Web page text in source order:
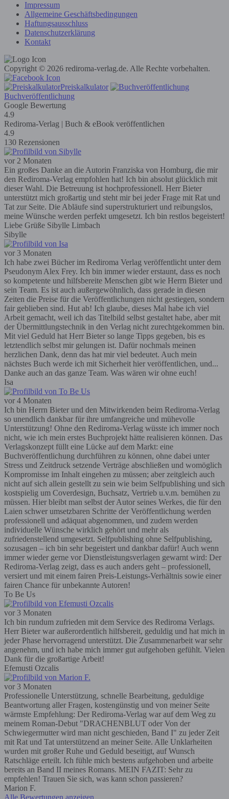
Impressum
Allgemeine Geschäftsbedingungen
Haftungsausschluss
Datenschutzerklärung
Kontakt
Copyright © 2026 rediroma-verlag.de. Alle Rechte vorbehalten.
Preiskalkulator
Buchveröffentlichung
Google Bewertung
4.9
Rediroma-Verlag | Buch & eBook veröffentlichen
4.9
130 Rezensionen
vor 2 Monaten
Ein großes Danke an die Autorin Franziska von Homburg, die mir
den Rediroma-Verlag empfohlen hat! Ich bin absolut glücklich mit
dieser Wahl. Die Betreuung ist hochprofessionell. Herr Bieter
unterstützt mich großartig und steht mir bei jeder Frage mit Rat und
Tat zur Seite. Die Abläufe sind superstrukturiert und reibungslos,
meine Wünsche werden perfekt umgesetzt. Ich bin restlos begeistert!
Liebe Grüße Sibylle Limbach
Sibylle
vor 3 Monaten
Ich habe zwei Bücher im Rediroma Verlag veröffentlicht unter dem
Pseudonym Alex Frey. Ich bin immer wieder erstaunt, dass es noch
so kompetente und hilfsbereite Menschen gibt wie Herrn Bieter und
sein Team. Es ist auch außergewöhnlich, dass gerade in diesen
Zeiten die Preise für die Veröffentlichungen nicht gestiegen, sondern
fair geblieben sind. Hut ab! Ich glaube, dieses Mal habe ich viel
Arbeit gemacht, weil ich das Titelbild selbst gestaltet habe, aber mit
der Übermittlungstechnik in den Verlag nicht zurechtgekommen bin.
Mit viel Geduld hat Herr Bieter so lange Tipps gegeben, bis es
letztendlich selbst mir gelungen ist. Dafür nochmals meinen
herzlichen Dank, denn das hat mir viel bedeutet. Auch mein
nächstes Buch werde ich mit Sicherheit hier veröffentlichen, und...
Danke auch an das ganze Team. Was wären wir ohne euch!
Isa
vor 4 Monaten
Ich bin Herrn Bieter und den Mitwirkenden beim Rediroma-Verlag
so unendlich dankbar für ihre umfangreiche und mühevolle
Unterstützung! Ohne den Rediroma-Verlag wüsste ich immer noch
nicht, wie ich mein erstes Buchprojekt hätte realisieren können. Das
Verlagskonzept füllt eine Lücke auf dem Markt: eine
Buchveröffentlichung durchführen zu können, ohne dabei unter
Stress und Zeitdruck setzende Verträge abschließen und womöglich
Kompromisse im Inhalt eingehen zu müssen; aber zeitgleich auch
nicht auf sich allein gestellt zu sein wie beim Selfpublishing und sich
kostspielig um Coverdesign, Buchsatz, Vertrieb u.v.m. bemühen zu
müssen. Hier bleibt man selbst der Autor seines Werkes, die für den
Laien schwer umsetzbaren Schritte der Veröffentlichung werden
professionell und adäquat abgenommen, und zudem werden
individuelle Wünsche wirklich gehört und mehr als
zufriedenstellend umgesetzt. Selfpublishing ohne Selfpublishing,
sozusagen – ich bin sehr begeistert und dankbar dafür! Auch wenn
immer wieder gerne vor Dienstleistungsverlagen gewarnt wird: Der
Rediroma-Verlag zeigt, dass es auch anders geht – professionell,
versiert und mit einem fairen Preis-Leistungs-Verhältnis sowie einer
fairen Chance für unbekannte Autoren!
To Be Us
vor 3 Monaten
Ich bin rundum zufrieden mit dem Service des Rediroma Verlags.
Herr Bieter war außerordentlich hilfsbereit, geduldig und hat mich in
jeder Phase hervorragend unterstützt. Die Zusammenarbeit war sehr
angenehm, und ich habe mich immer gut aufgehoben gefühlt. Vielen
Dank für die großartige Arbeit!
Efemusti Ozcalis
vor 3 Monaten
Professionelle Unterstützung, schnelle Bearbeitung, geduldige
Beantwortung aller Fragen, kostengünstig und von meiner Seite
wärmste Empfehlung: Der Rediroma-Verlag war auf dem Weg zu
meinem Roman-Debut "DRACHENBLUT oder Von der
Schwiegermutter wird man nicht geschieden, Band I" zu jeder Zeit
mit Rat und Tat unterstützend an meiner Seite. Alle Unklarheiten
wurden mit großer Ruhe und Geduld beseitigt, auf Wunsch
Ratschläge erteilt. Ich fühle mich bestens aufgehoben und arbeite
bereits an Band II meines Romans. MEIN FAZIT: Sehr zu
empfehlen! Trauen Sie sich, was kann schon passieren?
Marion F.